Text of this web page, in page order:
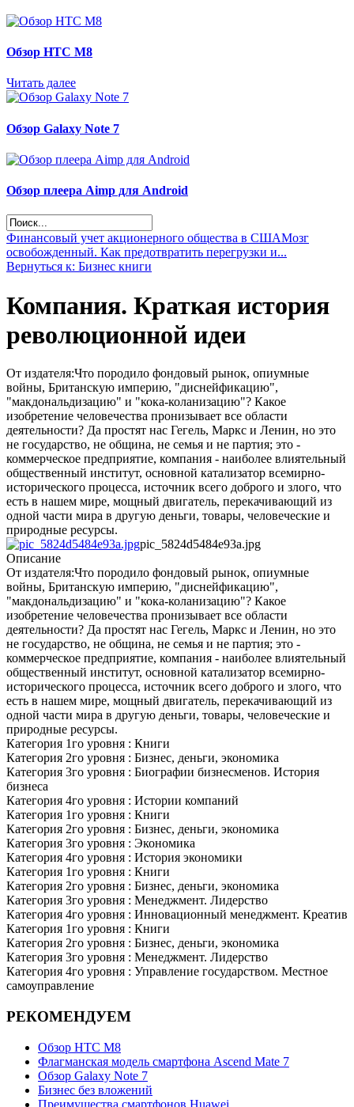
Обзор НТС М8
Читать далее
Обзор Galaxy Note 7
Обзор плеера Aimp для Android
Финансовый учет акционерного общества в СШАМозг
освобожденный. Как предотвратить перегрузки и...
Вернуться к: Бизнес книги
Компания. Краткая история
революционной идеи
От издателя:Что породило фондовый рынок, опиумные
войны, Британскую империю, "диснейфикацию",
"макдональдизацию" и "кока-коланизацию"? Какое
изобретение человечества пронизывает все области
деятельности? Да простят нас Гегель, Маркс и Ленин, но это
не государство, не община, не семья и не партия; это -
коммерческое предприятие, компания - наиболее влиятельный
общественный институт, основной катализатор всемирно-
исторического процесса, источник всего доброго и злого, что
есть в нашем мире, мощный двигатель, перекачивающий из
одной части мира в другую деньги, товары, человеческие и
природные ресурсы.
pic_5824d5484e93a.jpg
Описание
От издателя:Что породило фондовый рынок, опиумные
войны, Британскую империю, "диснейфикацию",
"макдональдизацию" и "кока-коланизацию"? Какое
изобретение человечества пронизывает все области
деятельности? Да простят нас Гегель, Маркс и Ленин, но это
не государство, не община, не семья и не партия; это -
коммерческое предприятие, компания - наиболее влиятельный
общественный институт, основной катализатор всемирно-
исторического процесса, источник всего доброго и злого, что
есть в нашем мире, мощный двигатель, перекачивающий из
одной части мира в другую деньги, товары, человеческие и
природные ресурсы.
Категория 1го уровня : Книги
Категория 2го уровня : Бизнес, деньги, экономика
Категория 3го уровня : Биографии бизнесменов. История
бизнеса
Категория 4го уровня : Истории компаний
Категория 1го уровня : Книги
Категория 2го уровня : Бизнес, деньги, экономика
Категория 3го уровня : Экономика
Категория 4го уровня : История экономики
Категория 1го уровня : Книги
Категория 2го уровня : Бизнес, деньги, экономика
Категория 3го уровня : Менеджмент. Лидерство
Категория 4го уровня : Инновационный менеджмент. Креатив
Категория 1го уровня : Книги
Категория 2го уровня : Бизнес, деньги, экономика
Категория 3го уровня : Менеджмент. Лидерство
Категория 4го уровня : Управление государством. Местное
самоуправление
РЕКОМЕНДУЕМ
Обзор НТС М8
Флагманская модель смартфона Ascend Mate 7
Обзор Galaxy Note 7
Бизнес без вложений
Преимущества смартфонов Huawei